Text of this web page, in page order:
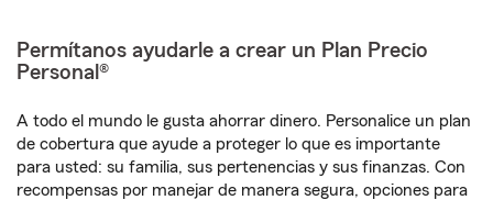
Permítanos ayudarle a crear un Plan Precio
Personal®
A todo el mundo le gusta ahorrar dinero. Personalice un plan
de cobertura que ayude a proteger lo que es importante
para usted: su familia, sus pertenencias y sus finanzas. Con
recompensas por manejar de manera segura, opciones para